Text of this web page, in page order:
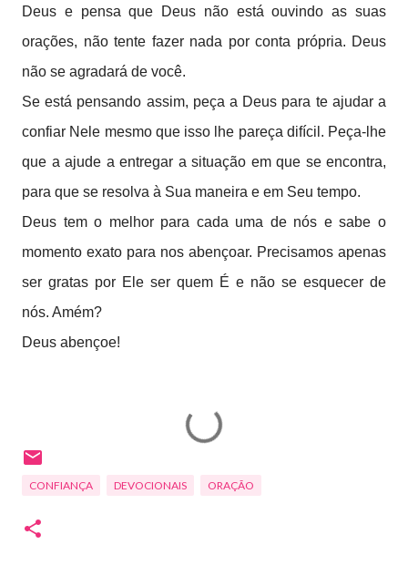
Deus e pensa que Deus não está ouvindo as suas
orações, não tente fazer nada por conta própria. Deus
não se agradará de você.
Se está pensando assim, peça a Deus para te ajudar a
confiar Nele mesmo que isso lhe pareça difícil. Peça-lhe
que a ajude a entregar a situação em que se encontra,
para que se resolva à Sua maneira e em Seu tempo.
Deus tem o melhor para cada uma de nós e sabe o
momento exato para nos abençoar. Precisamos apenas
ser gratas por Ele ser quem É e não se esquecer de
nós. Amém?
Deus abençoe!
CONFIANÇA DEVOCIONAIS ORAÇÃO